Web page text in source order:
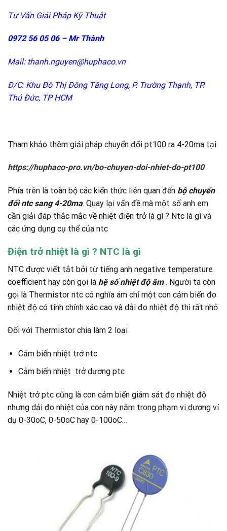
Tư Vấn Giải Pháp Kỹ Thuật
0972 56 05 06 – Mr Thành
Mail: thanh.nguyen@huphaco.vn
Đ/C: Khu Đô Thị Đông Tăng Long, P. Trường Thạnh, TP.
Thủ Đức, TP HCM
Tham khảo thêm giải pháp chuyển đổi pt100 ra 4-20ma tại:
https://huphaco-pro.vn/bo-chuyen-doi-nhiet-do-pt100
Phía trên là toàn bộ các kiến thức liên quan đến bộ chuyển
đổi ntc sang 4-20ma. Quay lại vấn đề mà một số anh em
cần giải đáp thắc mắc về nhiệt điện trở là gì ? Ntc là gì và
các ứng dụng cụ thể của ntc
Điện trở nhiệt là gì ? NTC là gì
NTC được viết tắt bởi từ tiếng anh negative temperature
coefficient hay còn gọi là hệ số nhiệt độ âm. Người ta còn
gọi là Thermistor ntc có nghĩa ám chỉ một con cảm biến đo
nhiệt độ có tính chính xác cao và dải đo nhiệt độ thì rất nhỏ
Đối với Thermistor chia làm 2 loại
Cảm biến nhiệt trở ntc
Cảm biến nhiệt trở dương ptc
Nhiệt trở ptc cũng là con cảm biến giám sát đo nhiệt độ
nhưng dải đo nhiệt của con này nằm trong phạm vi dương ví
dụ 0-30oC, 0-50oC hay 0-100oC…